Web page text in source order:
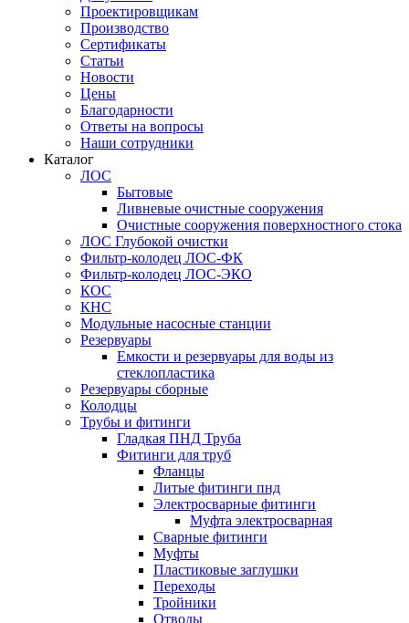
Проектировщикам
Производство
Сертификаты
Статьи
Новости
Цены
Благодарности
Ответы на вопросы
Наши сотрудники
Каталог
ЛОС
Бытовые
Ливневые очистные сооружения
Очистные сооружения поверхностного стока
ЛОС Глубокой очистки
Фильтр-колодец ЛОС-ФК
Фильтр-колодец ЛОС-ЭКО
КОС
КНС
Модульные насосные станции
Резервуары
Емкости и резервуары для воды из
стеклопластика
Резервуары сборные
Колодцы
Трубы и фитинги
Гладкая ПНД Труба
Фитинги для труб
Фланцы
Литые фитинги пнд
Электросварные фитинги
Муфта электросварная
Сварные фитинги
Муфты
Пластиковые заглушки
Переходы
Тройники
Отводы